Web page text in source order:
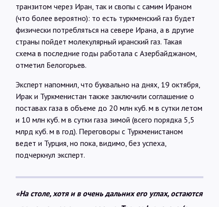
транзитом через Иран, так и свопы с самим Ираном
(что более вероятно): то есть туркменский газ будет
физически потребляться на севере Ирана, а в другие
страны пойдет молекулярный иранский газ. Такая
схема в последние годы работала с Азербайджаном,
отметил Белогорьев.
Эксперт напомнил, что буквально на днях, 19 октября,
Ирак и Туркменистан также заключили соглашение о
поставах газа в объеме до 20 млн куб. м в сутки летом
и 10 млн куб. м в сутки газа зимой (всего порядка 5,5
млрд куб. м в год). Переговоры с Туркменистаном
ведет и Турция, но пока, видимо, без успеха,
подчеркнул эксперт.
«На столе, хотя и в очень дальних его углах, остаются